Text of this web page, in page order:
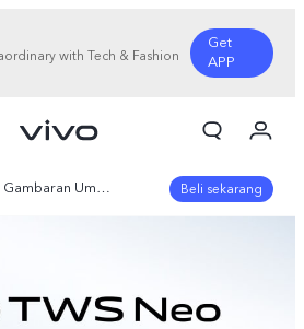
with Tech & Fashion
Get
APP
Gambaran Umum Beli sekarang